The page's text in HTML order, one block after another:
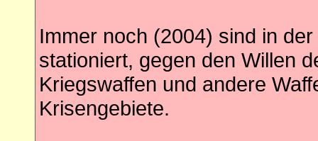
Immer noch (2004) sind in
stationiert, gegen den Willen
Kriegswaffen und andere
Krisengebiete.